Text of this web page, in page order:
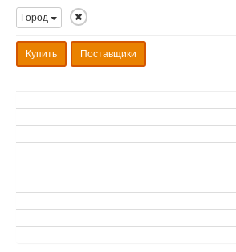
Город
Купить Поставщики